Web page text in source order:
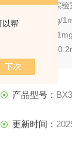
以帮
简要描述：实验
精度：0.1mg/
重复性：±0.1mg
示值误差：
准确级别：Ⅱ级
秤盘尺寸（mm
产品型号：
更新时间：